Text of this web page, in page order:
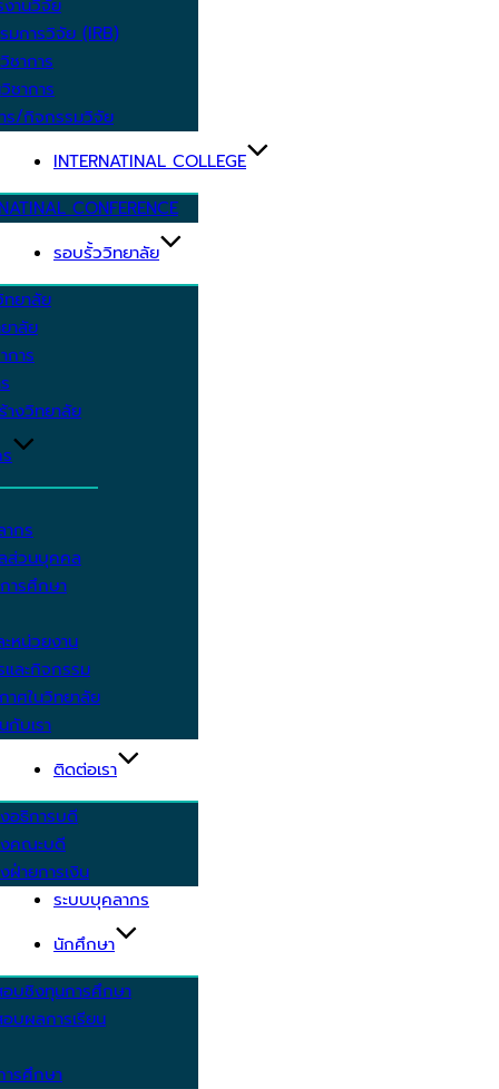
งานวิจัย
มการวิจัย (IRB)
ชาการ
ชาการ
ร/กิจกรรมวิจัย
INTERNATINAL COLLEGE
CONFERENCE
รอบรั้ววิทยาลัย
ทยาลัย
าลัย
การ
างวิทยาลัย
กร
ส่วนบุคคล
ารศึกษา
หน่วยงาน
และกิจกรรม
าศในวิทยาลัย
กับเรา
ติดต่อเรา
อธิการบดี
คณะบดี
ฝ่ายการเงิน
ระบบบุคลากร
นักศึกษา
บชิงทุนการศึกษา
บผลการเรียน
รศึกษา